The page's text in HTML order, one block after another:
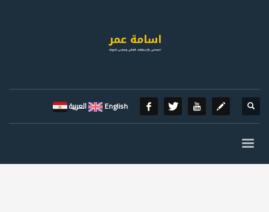
English